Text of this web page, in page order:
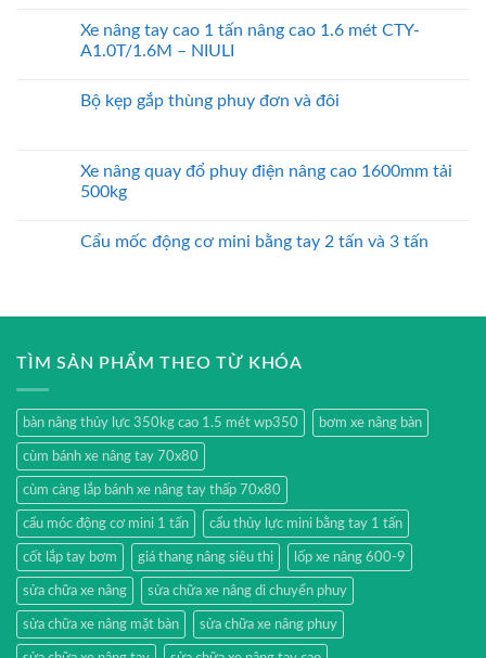
Xe nâng tay cao 1 tấn nâng cao 1.6 mét CTY-
A1.0T/1.6M – NIULI
Bộ kẹp gắp thùng phuy đơn và đôi
Xe nâng quay đổ phuy điện nâng cao 1600mm tải
500kg
Cẩu mốc động cơ mini bằng tay 2 tấn và 3 tấn
TÌM SẢN PHẨM THEO TỪ KHÓA
bàn nâng thủy lực 350kg cao 1.5 mét wp350 bơm xe nâng bàn
cùm bánh xe nâng tay 70x80
cùm càng lắp bánh xe nâng tay thấp 70x80
cẩu móc động cơ mini 1 tấn cẩu thủy lực mini bằng tay 1 tấn
cốt lắp tay bơm giá thang nâng siêu thị lốp xe nâng 600-9
sửa chữa xe nâng sửa chữa xe nâng di chuyển phuy
sửa chữa xe nâng mặt bàn sửa chữa xe nâng phuy